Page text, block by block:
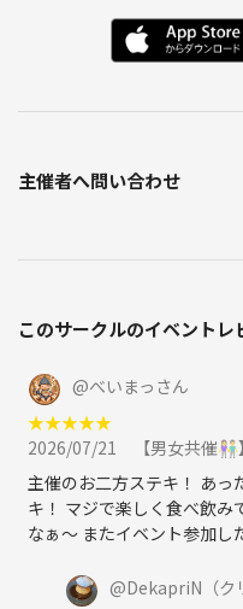
主催者へ問い合わせ
このサークルのイベントレ
@べいまっさん
★★★★★
2026/07/21
【男女共催👫】
主催のお二方ステキ！ あ
キ！ マジで楽しく食べ飲み
なぁ〜 またイベント参加
@DekapriN （